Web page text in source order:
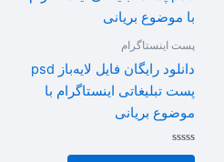
پست اینستاگرام
دانلود رایگان فایل لایه‌باز psd
پست تبلیغاتی اینستاگرام با
موضوع بریانی
امتیاز